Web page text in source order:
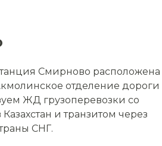
Смирново расположена
отделение дороги
ЖД грузоперевозки со
и транзитом через
СНГ.